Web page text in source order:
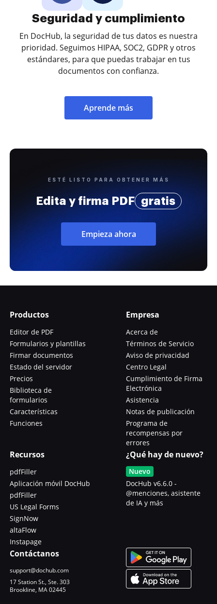
Seguridad y cumplimiento
En DocHub, la seguridad de tus datos es nuestra
prioridad. Seguimos HIPAA, SOC2, GDPR y otros
estándares, para que puedas trabajar en tus
documentos con confianza.
Aprende más
ESTÉ LISTO PARA OBTENER MÁS
Edita y firma PDF gratis
Empieza ahora
Productos
Editor de PDF
Formularios y plantillas
Firmar documentos
Estado del servidor
Precios
Biblioteca de
formularios
Características
Funciones
Empresa
Acerca de
Términos de Servicio
Aviso de privacidad
Centro Legal
Cumplimiento de Firma
Electrónica
Asistencia
Notas de publicación
Programa de
recompensas por
errores
Recursos
pdfFiller
Aplicación móvil DocHub
pdfFiller
US Legal Forms
SignNow
altaFlow
Instapage
¿Qué hay de nuevo?
Nuevo
DocHub v6.6.0 -
@menciones, asistente
de IA y más
Contáctanos
support@dochub.com
17 Station St., Ste. 303
Brookline, MA 02445